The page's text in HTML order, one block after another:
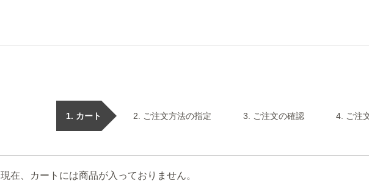
カート ご注文方法の指定 ご注文の確認 ご注
現在、カートには商品が入っておりません。